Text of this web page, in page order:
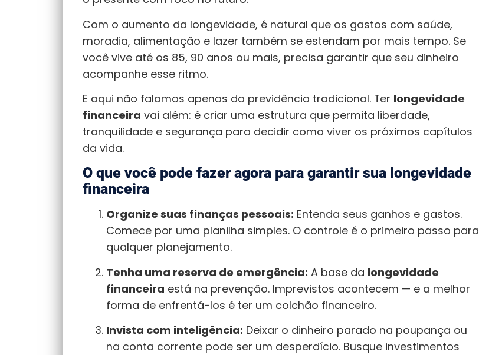
Com o aumento da longevidade, é natural que os gastos com saúde,
moradia, alimentação e lazer também se estendam por mais tempo. Se
você vive até os 85, 90 anos ou mais, precisa garantir que seu dinheiro
acompanhe esse ritmo.
E aqui não falamos apenas da previdência tradicional. Ter longevidade
financeira vai além: é criar uma estrutura que permita liberdade,
tranquilidade e segurança para decidir como viver os próximos capítulos
da vida.
O que você pode fazer agora para garantir sua longevidade
financeira
Organize suas finanças pessoais: Entenda seus ganhos e gastos.
Comece por uma planilha simples. O controle é o primeiro passo para
qualquer planejamento.
Tenha uma reserva de emergência: A base da longevidade
financeira está na prevenção. Imprevistos acontecem — e a melhor
forma de enfrentá-los é ter um colchão financeiro.
Invista com inteligência: Deixar o dinheiro parado na poupança ou
na conta corrente pode ser um desperdício. Busque investimentos